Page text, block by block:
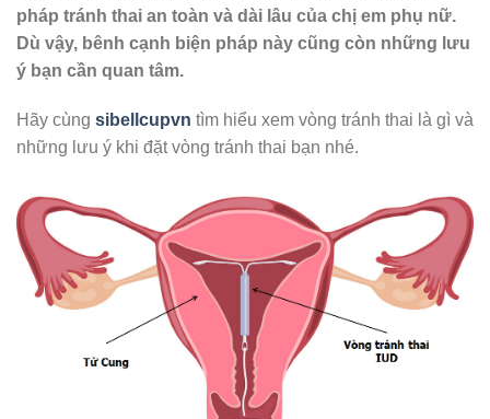
pháp tránh thai an toàn và dài lâu của chị em phụ nữ.
Dù vậy, bênh cạnh biện pháp này cũng còn những lưu
ý bạn cần quan tâm.
Hãy cùng sibellcupvn tìm hiểu xem vòng tránh thai là gì và
những lưu ý khi đặt vòng tránh thai bạn nhé.